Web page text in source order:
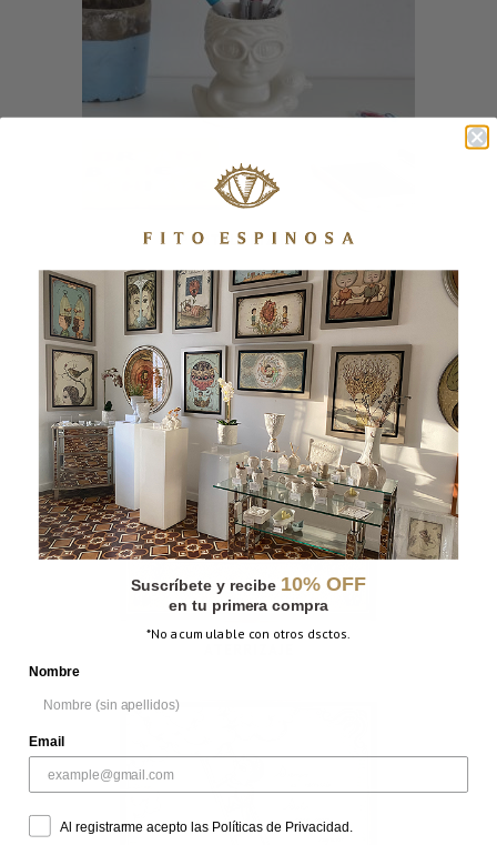
PORTALÁPIZ PATO
Suscríbete y recibe 10% OFF
en tu primera compra
*No acumulable con otros dsctos.
Nombre
Email
Al registrarme acepto las Políticas de Privacidad.